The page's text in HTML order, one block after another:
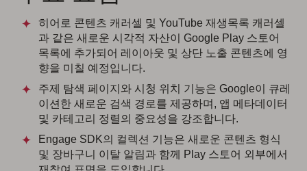
히어로 콘텐츠 캐러셀 및 YouTube 재생목록 캐러셀
과 같은 새로운 시각적 자산이 Google Play 스토어
목록에 추가되어 레이아웃 및 상단 노출 콘텐츠에 영
향을 미칠 예정입니다.
주제 탐색 페이지와 시청 위치 기능은 Google이 큐레
이션한 새로운 검색 경로를 제공하며, 앱 메타데이터
및 카테고리 정렬의 중요성을 강조합니다.
Engage SDK의 컬렉션 기능은 새로운 콘텐츠 형식
및 장바구니 이탈 알림과 함께 Play 스토어 외부에서